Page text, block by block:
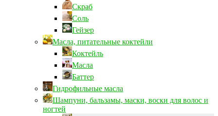
Скраб
Соль
Гейзер
Масла, питательные коктейли
Коктейль
Масла
Баттер
Гидрофильные масла
Шампуни, бальзамы, маски, воски для волос и
ногтей